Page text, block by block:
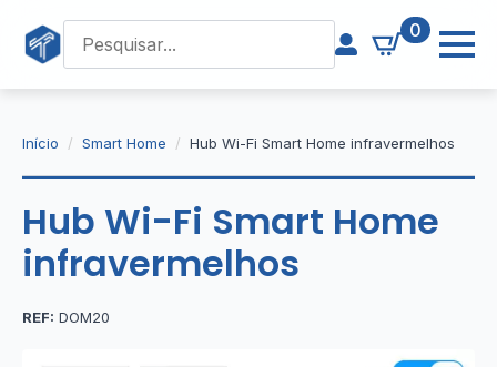
0
Início Smart Home Hub Wi-Fi Smart Home infravermelhos
Hub Wi-Fi Smart Home
infravermelhos
REF: DOM20